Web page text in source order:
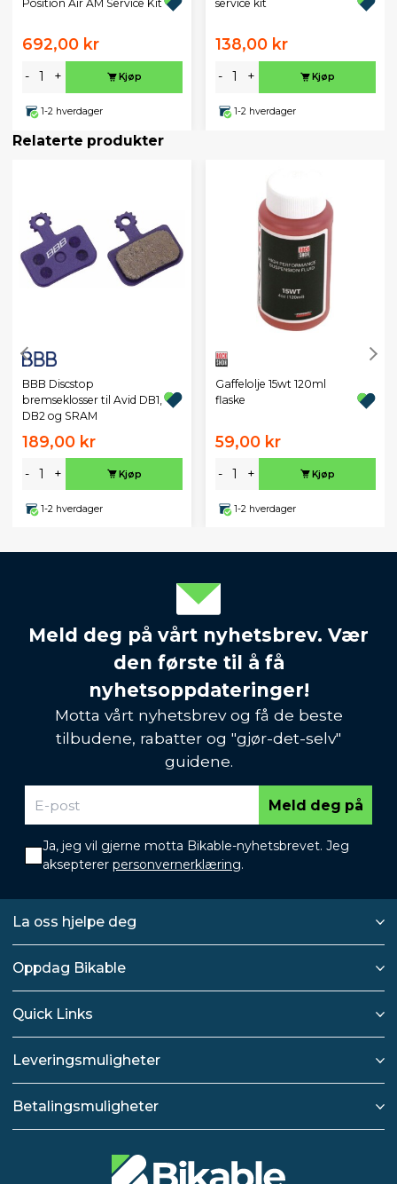
Position Air AM Service Kit
692,00 kr
- + Kjøp
1-2 hverdager
service kit
138,00 kr
- + Kjøp
1-2 hverdager
Relaterte produkter
BBB Discstop
bremseklosser til Avid DB1,
DB2 og SRAM
189,00 kr
- + Kjøp
1-2 hverdager
Gaffelolje 15wt 120ml
flaske
59,00 kr
- + Kjøp
1-2 hverdager
Meld deg på vårt nyhetsbrev. Vær
den første til å få
nyhetsoppdateringer!
Motta vårt nyhetsbrev og få de beste
tilbudene, rabatter og "gjør-det-selv"
guidene.
Meld deg på
Ja, jeg vil gjerne motta Bikable-nyhetsbrevet. Jeg
aksepterer personvernerklæring.
La oss hjelpe deg
Oppdag Bikable
Quick Links
Leveringsmuligheter
Betalingsmuligheter